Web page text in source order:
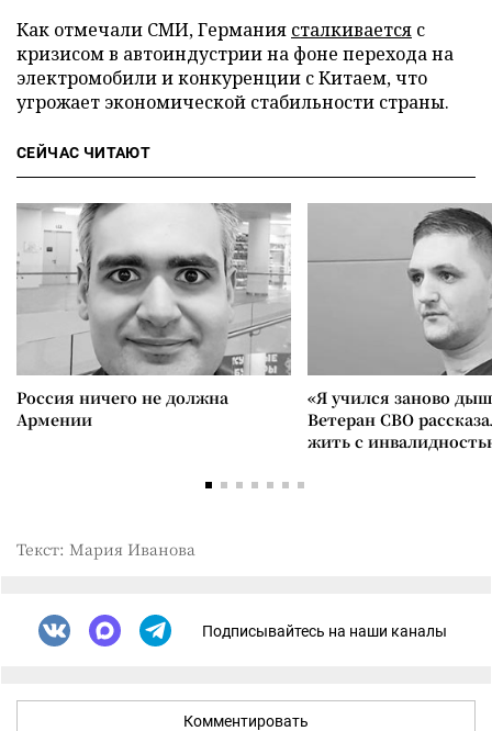
Как отмечали СМИ, Германия сталкивается с
кризисом в автоиндустрии на фоне перехода на
электромобили и конкуренции с Китаем, что
угрожает экономической стабильности страны.
СЕЙЧАС ЧИТАЮТ
Россия ничего не должна
Армении
«Я учился заново
Ветеран СВО
жить с
Текст: Мария Иванова
Подписывайтесь на наши каналы
Комментировать